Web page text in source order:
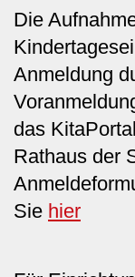
Die
Anmeldung
das
Rathaus der
Sie hier